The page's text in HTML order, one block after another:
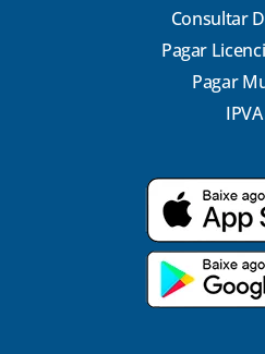
Consultar
Pagar
Pagar
IPVA